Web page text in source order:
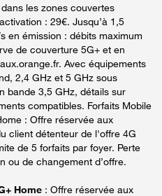
les zones couvertes
: 29€. Jusqu’à 1,5
en émission : débits maximum
de couverture 5G+ et en
Avec équipements
2,4 GHz et 5 GHz sous
bande 3,5 GHz, détails sur
compatibles. Forfaits Mobile
: Offre réservée aux
client détenteur de l'offre 4G
de 5 forfaits par foyer. Perte
ou de changement d’offre.
Home : Offre réservée aux